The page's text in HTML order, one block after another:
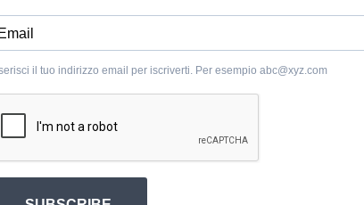
il tuo indirizzo email per iscriverti. Per esempio abc@xyz.com